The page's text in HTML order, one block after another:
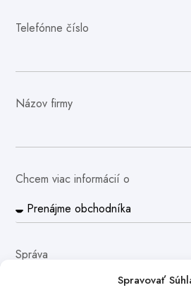
Spravovať
Telefónne číslo
Názov firmy
Chcem viac informácií o
Správa